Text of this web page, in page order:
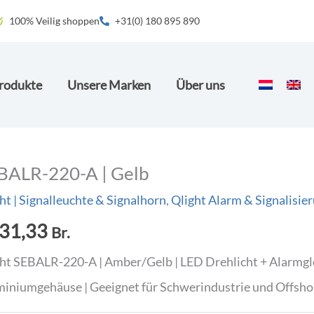
100% Veilig shoppen +31(0) 180 895 890
Unsere Marken Über uns
220-A | Gelb
| Signalleuchte & Signalhorn,Qlight Alarm &
Br.
SEBALR-220-A | Amber/Gelb | LED Drehlicht +
| Geeignet für Schwerindustrie und